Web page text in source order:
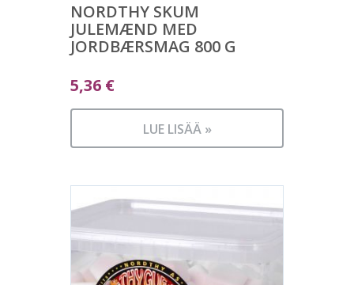
NORDTHY SKUM
JULEMÆND MED
JORDBÆRSMAG 800 G
5,36 €
LUE LISÄÄ »